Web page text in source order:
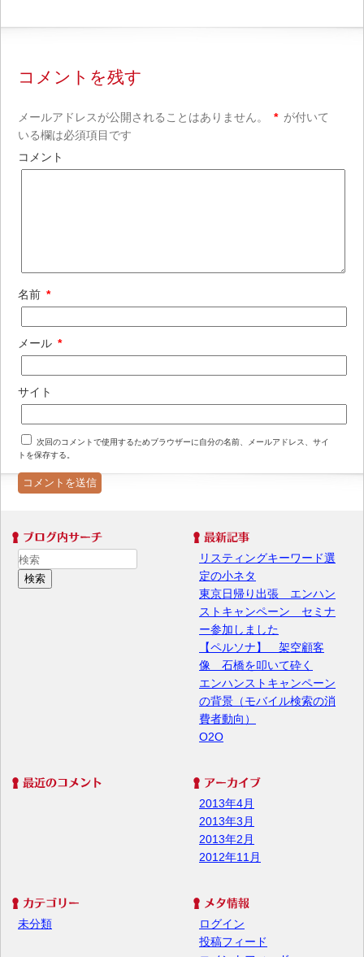
コメントを残す
メールアドレスが公開されることはありません。 * が付いて
いる欄は必須項目です
コメント
名前 *
メール *
サイト
次回のコメントで使用するためブラウザーに自分の名前、メールアドレス、サイ
トを保存する。
リスティングキーワード選
定の小ネタ
東京日帰り出張 エンハン
ストキャンペーン セミナ
ー参加しました
【ペルソナ】 架空顧客
像 石橋を叩いて砕く
エンハンストキャンペーン
の背景（モバイル検索の消
費者動向）
O2O
2013年4月
2013年3月
2013年2月
2012年11月
未分類
ログイン
投稿フィード